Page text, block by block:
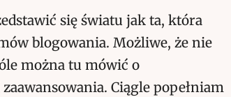
się światu jak ta, która
blogowania. Możliwe, że nie
można tu mówić o
Ciągle popełniam